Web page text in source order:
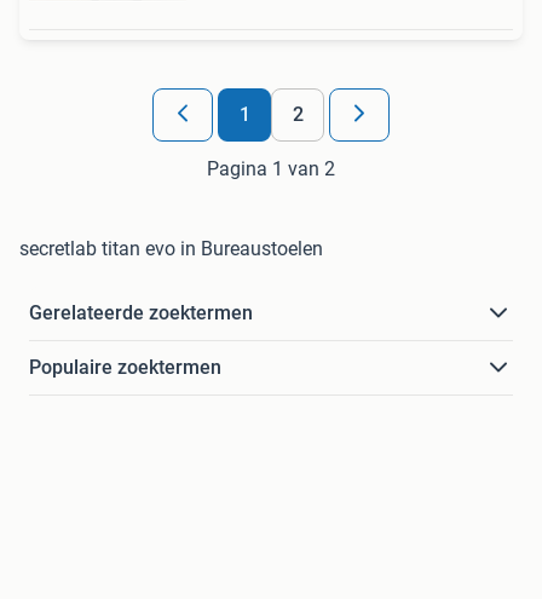
1 2
Pagina 1 van 2
secretlab titan evo in Bureaustoelen
Gerelateerde zoektermen
Populaire zoektermen